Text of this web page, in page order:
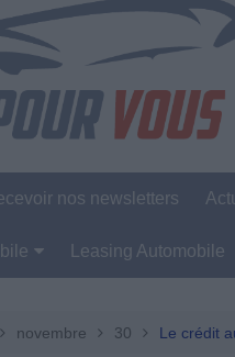
nos newsletters
Leasing Automobile
novembre 30 Le crédit